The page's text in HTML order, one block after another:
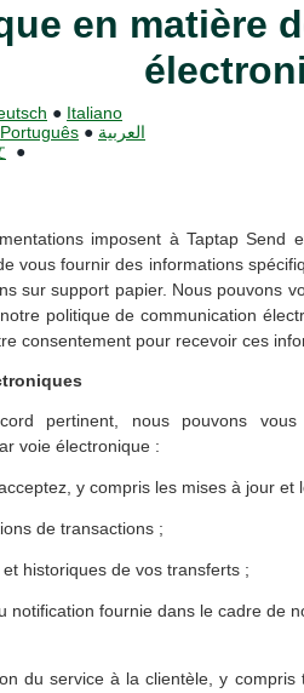
en matière
● Italiano
Português ● العربية
●
imposent à Taptap
vous fournir des informations
sur support papier. Nous pouvons
politique de communication
consentement pour recevoir ces
pertinent, nous pouvons
voie électronique :
y compris les mises à jour et
de transactions ;
historiques de vos transferts ;
notification fournie dans le cadre de
du service à la clientèle, y